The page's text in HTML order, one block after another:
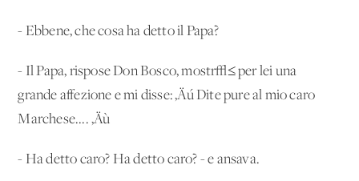
- Ebbene, che cosa ha detto il Papa?
- Il Papa, rispose Don Bosco, mostr√≤ per lei una
grande affezione e mi disse: ‚Äú Dite pure al mio caro
Marchese.... ‚Äù
- Ha detto caro? Ha detto caro? - e ansava.